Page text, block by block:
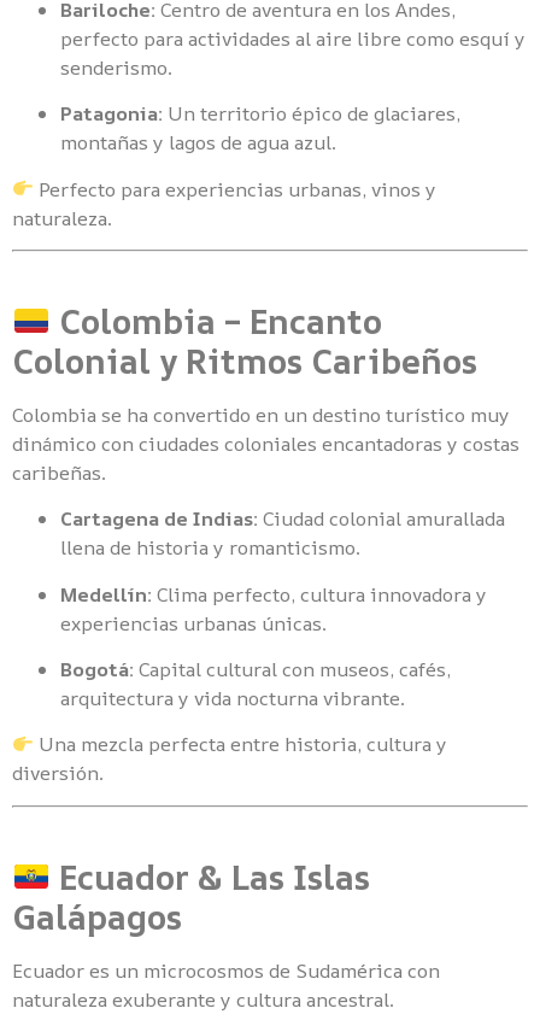
Bariloche: Centro de aventura en los Andes,
perfecto para actividades al aire libre como esquí y
senderismo.
Patagonia: Un territorio épico de glaciares,
montañas y lagos de agua azul.
Perfecto para experiencias urbanas, vinos y
naturaleza.
Colombia – Encanto
Colonial y Ritmos Caribeños
Colombia se ha convertido en un destino turístico muy
dinámico con ciudades coloniales encantadoras y costas
caribeñas.
Cartagena de Indias: Ciudad colonial amurallada
llena de historia y romanticismo.
Medellín: Clima perfecto, cultura innovadora y
experiencias urbanas únicas.
Bogotá: Capital cultural con museos, cafés,
arquitectura y vida nocturna vibrante.
Una mezcla perfecta entre historia, cultura y
diversión.
Ecuador & Las Islas
Galápagos
Ecuador es un microcosmos de Sudamérica con
naturaleza exuberante y cultura ancestral.